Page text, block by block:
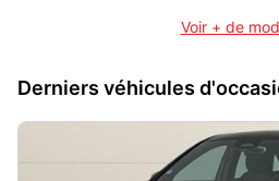
Voir + de
Derniers véhicules